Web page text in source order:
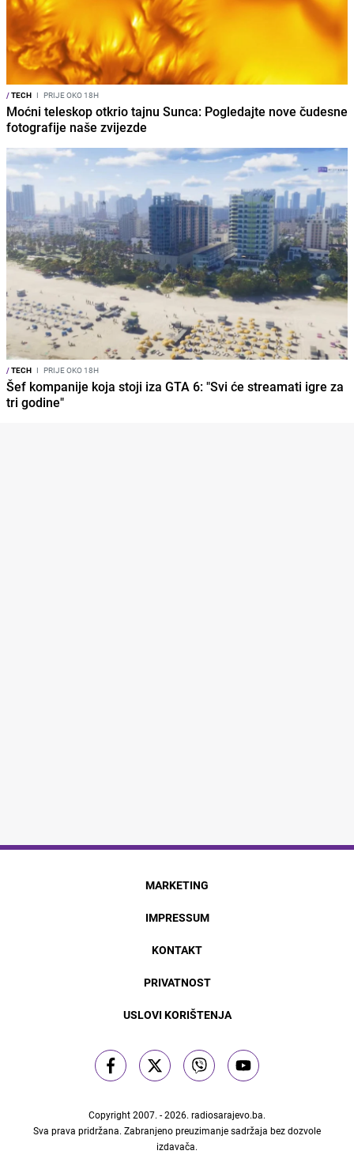
/TECH I PRIJE OKO 18H
Moćni teleskop otkrio tajnu Sunca: Pogledajte nove čudesne
fotografije naše zvijezde
/TECH I PRIJE OKO 18H
Šef kompanije koja stoji iza GTA 6: "Svi će streamati igre za
tri godine"
MARKETING
IMPRESSUM
KONTAKT
PRIVATNOST
USLOVI KORIŠTENJA
Copyright 2007. - 2026. radiosarajevo.ba.
Sva prava pridržana. Zabranjeno preuzimanje sadržaja bez dozvole
izdavača.